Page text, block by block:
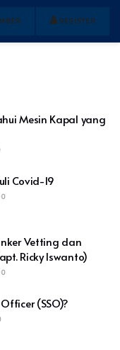
REGISTER
Mesin Kapal yang
Covid-19
0
Vetting dan
Ricky Iswanto)
0
(SSO)?